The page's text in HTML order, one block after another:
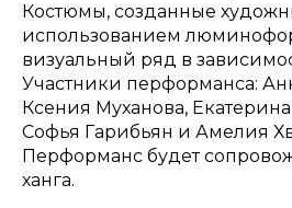
Костюмы, созданные
использованием
визуальный ряд в
Участники перформанса:
Ксения Муханова,
Софья Гарибьян и Амелия
Перформанс будет
ханга.